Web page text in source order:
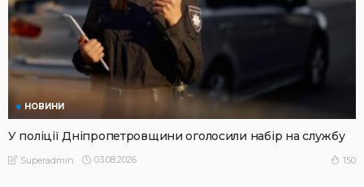
НОВИНИ
У поліції Дніпропетровщини оголосили набір на службу
Superadmin 03.08.2026 150